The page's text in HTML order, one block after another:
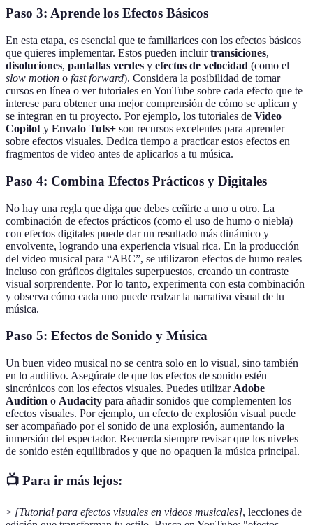
Paso 3: Aprende los Efectos Básicos
En esta etapa, es esencial que te familiarices con los efectos básicos
que quieres implementar. Estos pueden incluirtransiciones,
disoluciones, pantallas verdes y efectos de velocidad (como el
slow motion o fast forward). Considera la posibilidad de tomar
cursos en línea o ver tutoriales en YouTube sobre cada efecto que te
interese para obtener una mejor comprensión de cómo se aplican y
se integran en tu proyecto. Por ejemplo, los tutoriales de Video
Copilot y Envato Tuts+ son recursos excelentes para aprender
sobre efectos visuales. Dedica tiempo a practicar estos efectos en
fragmentos de video antes de aplicarlos a tu música.
Paso 4: Combina Efectos Prácticos y Digitales
No hay una regla que diga que debes ceñirte a uno u otro. La
combinación de efectos prácticos (como el uso de humo o niebla)
con efectos digitales puede dar un resultado más dinámico y
envolvente, logrando una experiencia visual rica. En la producción
del video musical para “ABC”, se utilizaron efectos de humo reales
incluso con gráficos digitales superpuestos, creando un contraste
visual sorprendente. Por lo tanto, experimenta con esta combinación
y observa cómo cada uno puede realzar la narrativa visual de tu
música.
Paso 5: Efectos de Sonido y Música
Un buen video musical no se centra solo en lo visual, sino también
en lo auditivo. Asegúrate de que los efectos de sonido estén
sincrónicos con los efectos visuales. Puedes utilizar Adobe
Audition o Audacity para añadir sonidos que complementen los
efectos visuales. Por ejemplo, un efecto de explosión visual puede
ser acompañado por el sonido de una explosión, aumentando la
inmersión del espectador. Recuerda siempre revisar que los niveles
de sonido estén equilibrados y que no opaquen la música principal.
📺 Para ir más lejos:
> [Tutorial para efectos visuales en videos musicales], lecciones de